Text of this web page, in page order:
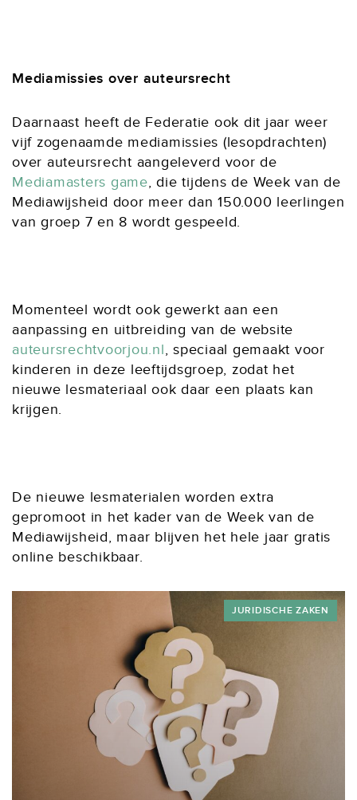
Mediamissies over auteursrecht
Daarnaast heeft de Federatie ook dit jaar weer
vijf zogenaamde mediamissies (lesopdrachten)
over auteursrecht aangeleverd voor de
Mediamasters game, die tijdens de Week van de
Mediawijsheid door meer dan 150.000 leerlingen
van groep 7 en 8 wordt gespeeld.
Momenteel wordt ook gewerkt aan een
aanpassing en uitbreiding van de website
auteursrechtvoorjou.nl, speciaal gemaakt voor
kinderen in deze leeftijdsgroep, zodat het
nieuwe lesmateriaal ook daar een plaats kan
krijgen.
De nieuwe lesmaterialen worden extra
gepromoot in het kader van de Week van de
Mediawijsheid, maar blijven het hele jaar gratis
online beschikbaar.
JURIDISCHE ZAKEN